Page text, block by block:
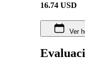
16.74 USD
Ver